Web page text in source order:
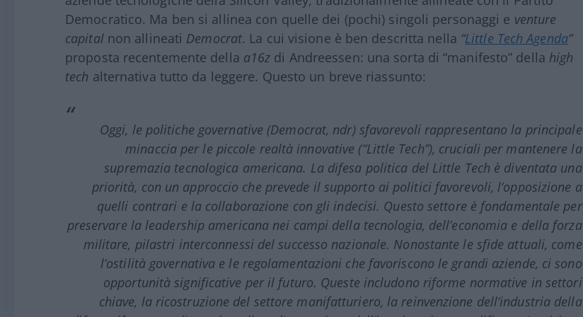
Democratico. Ma ben si allinea con quelle dei (pochi) singoli personaggi e venture
capitalnon allineati Democrat. La cui visione è ben descritta nella “Little Tech Agenda”
proposta recentemente della a16z di Andreessen: una sorta di “manifesto” della high
tech alternativa tutto da leggere. Questo un breve riassunto:
Oggi, le politiche governative (Democrat, ndr) sfavorevoli rappresentano la principale
minaccia per le piccole realtà innovative (“Little Tech”), cruciali per mantenere la
supremazia tecnologica americana. La difesa politica del Little Tech è diventata una
priorità, con un approccio che prevede il supporto ai politici favorevoli, l’opposizione a
quelli contrari e la collaborazione con gli indecisi. Questo settore è fondamentale per
preservare la leadership americana nei campi della tecnologia, dell’economia e della forza
militare, pilastri interconnessi del successo nazionale. Nonostante le sfide attuali, come
l’ostilità governativa e le regolamentazioni che favoriscono le grandi aziende, ci sono
opportunità significative per il futuro. Queste includono riforme normative in settori
chiave, la ricostruzione del settore manifatturiero, la reinvenzione dell’industria della